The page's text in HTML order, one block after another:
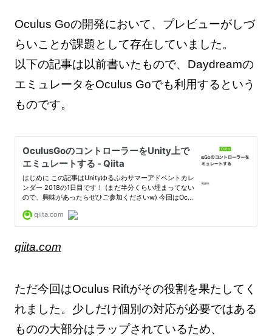
Oculus Goの開発において、プレビューがしづ
らいことが課題として存在していました。
以下の記事は以前書いたもので、Daydreamの
エミュレータをOculus Goでも利用するという
ものです。
qiita.com
ただ今回はOculus Riftがその役割を果たしてく
れました。少しだけ個別の対応が必要ではある
ものの大部分はラップされているため、